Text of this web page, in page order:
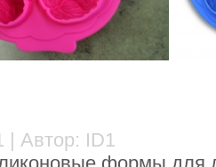
| Автор: ID1